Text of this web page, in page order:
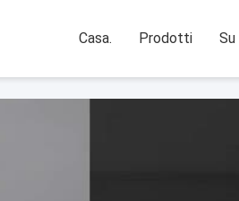
Casa. Prodotti Su